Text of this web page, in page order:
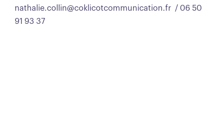
nathalie.collin@coklicotcommunication.fr / 06 50
91 93 37